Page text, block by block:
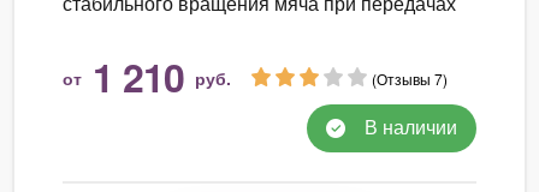
от 1 210 руб. (Отзывы 7)
В наличии